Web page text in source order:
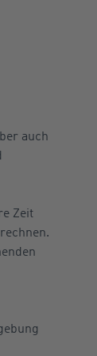
auch
Zeit